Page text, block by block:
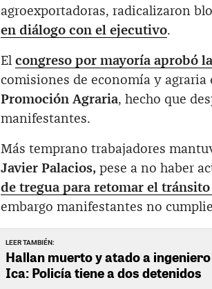
agroexportadoras, radicalizaron
en diálogo con el ejecutivo.
El congreso por mayoría aprobó
comisiones de economía y agraria
Promoción Agraria, hecho que
manifestantes.
Más temprano trabajadores
Javier Palacios, pese a no haber
de tregua para retomar el
embargo manifestantes no
LEER TAMBIÉN:
Hallan muerto y atado a
Ica: Policía tiene a dos detenidos